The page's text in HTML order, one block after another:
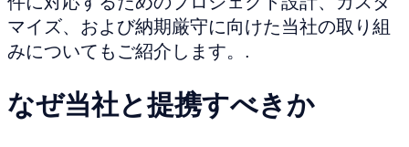
マイズ、および納期厳守に向けた当社の取り組
みについてもご紹介します。.
なぜ当社と提携すべきか